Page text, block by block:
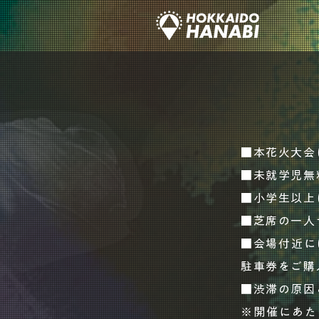
■本花火大
■未就学児無
■小学生以
■芝席の一人
■会場付近
駐車券をご
■渋滞の原
※開催にあた